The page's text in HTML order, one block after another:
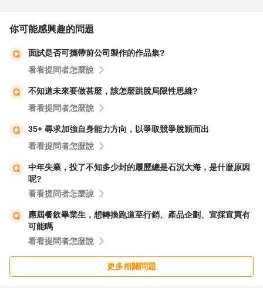
也建議在收到面試通知、準備前往前，先將作品集印出來，
增加是在你離開之後，能加強面試官對你的印象。
不論你曾完成過多少作品，也請挑選出具代表性的放在面試
作品集。內容集中也需要補上名稱與內容描述，除了描述作
份作品到底解決了什麼樣的問題，最後又得到什麼樣的結
果。但也要注意千萬別因為不小心而洩漏了前東家的機密資
料！
你可能感興趣的問題
面試是否可攜帶前公司製作的作品集?
看看提問者怎麼說
不知道未來要做甚麼，該怎麼跳脫局限性思維?
看看提問者怎麼說
35+ 尋求加強自身能力方向，以爭取競爭脫穎而出
看看提問者怎麼說
中年失業，投了不知多少封的履歷總是石沉大海，是什麼原因
呢?
看看提問者怎麼說
應屆餐飲畢業生，想轉換跑道至行銷、產品企劃、宣採宣買有
可能嗎
看看提問者怎麼說
更多相關問題